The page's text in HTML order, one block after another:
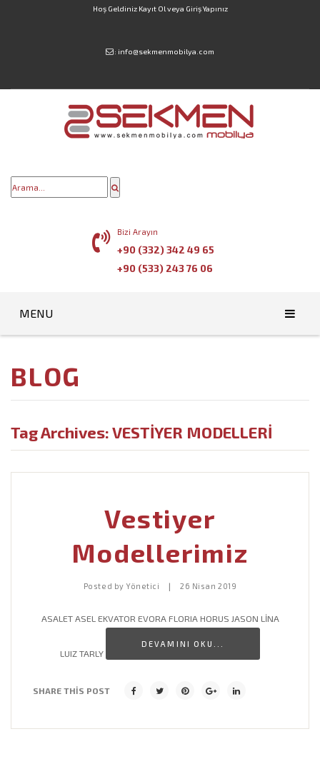
Hoş Geldiniz Kayıt Ol veya Giriş Yapınız
: info@sekmenmobilya.com
Bizi Arayın
+90 (332) 342 49 65
+90 (533) 243 76 06
MENU
Kurumsal +
Misyon – Vizyon
Mutfak Modelleri
Yatak Odası Modelleri
Genç Odası Modelleri
Makam Odası Dekorasyon
Banyo Lavabo Modelleri
Referanslarımız
BLOG
Tag Archives:VESTIYER MODELLERI
Vestiyer
Modellerimiz
Posted byYönetici | 26 Nisan 2019
ASALET ASEL EKVATOR EVORA FLORIA HORUS JASON LİNA
LUIZ TARLY
DEVAMINI OKU...
SHARE THIS POST